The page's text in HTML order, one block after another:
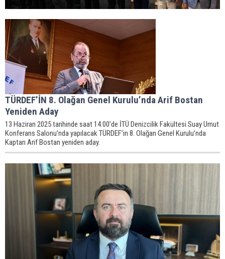
TÜRDEF’İN 8. Olağan Genel Kurulu’nda Arif Bostan
Yeniden Aday
13 Haziran 2025 tarihinde saat 14:00’de İTÜ Denizcilik Fakültesi Suay Umut
Konferans Salonu’nda yapılacak TÜRDEF’in 8. Olağan Genel Kurulu’nda
Kaptan Arif Bostan yeniden aday.